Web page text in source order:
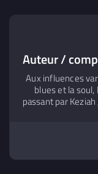
Auteur /
Aux influences
blues et la
passant par